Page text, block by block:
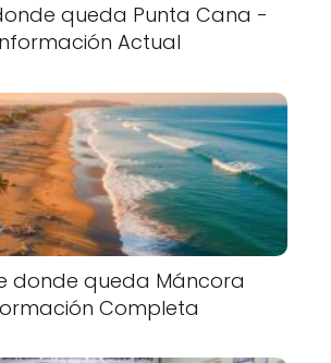
queda Punta Cana -
Actual
donde queda Máncora
Completa